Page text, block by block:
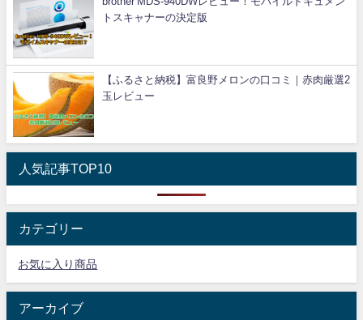
トスキャナーの決定版
【ふるさと納税】富良野メロンの口コミ｜赤肉厳選2
玉レビュー
人気記事TOP10
カテゴリー
お気に入り商品
アーカイブ